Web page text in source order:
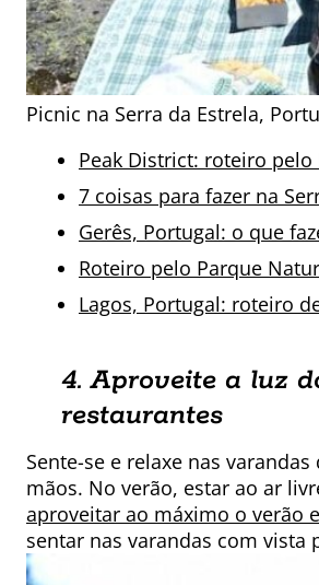
Picnic na Serra da Estrela,
Peak District: roteiro
7 coisas para fazer na
Gerês, Portugal: o que
Roteiro pelo Parque
Lagos, Portugal: roteiro
4. Aproveite a luz
restaurantes
Sente-se e relaxe nas
mãos. No verão, estar ao ar
aproveitar ao máximo o verão
sentar nas varandas com vista